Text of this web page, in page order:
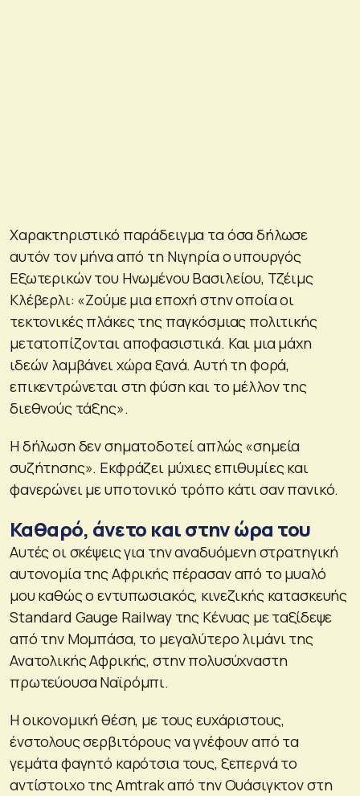
Χαρακτηριστικό παράδειγμα τα όσα δήλωσε
αυτόν τον μήνα από τη Νιγηρία ο υπουργός
Εξωτερικών του Ηνωμένου Βασιλείου, Τζέιμς
Κλέβερλι: «Ζούμε μια εποχή στην οποία οι
τεκτονικές πλάκες της παγκόσμιας πολιτικής
μετατοπίζονται αποφασιστικά. Και μια μάχη
ιδεών λαμβάνει χώρα ξανά. Αυτή τη φορά,
επικεντρώνεται στη φύση και το μέλλον της
διεθνούς τάξης».
Η δήλωση δεν σηματοδοτεί απλώς «σημεία
συζήτησης». Εκφράζει μύχιες επιθυμίες και
φανερώνει με υποτονικό τρόπο κάτι σαν πανικό.
Καθαρό, άνετο και στην ώρα του
Αυτές οι σκέψεις για την αναδυόμενη στρατηγική
αυτονομία της Αφρικής πέρασαν από το μυαλό
μου καθώς ο εντυπωσιακός, κινεζικής κατασκευής
Standard Gauge Railway της Κένυας με ταξίδεψε
από την Μομπάσα, το μεγαλύτερο λιμάνι της
Ανατολικής Αφρικής, στην πολυσύχναστη
πρωτεύουσα Ναϊρόμπι.
Η οικονομική θέση, με τους ευχάριστους,
ένστολους σερβιτόρους να γνέφουν από τα
γεμάτα φαγητό καρότσια τους, ξεπερνά το
αντίστοιχο της Amtrak από την Ουάσιγκτον στη